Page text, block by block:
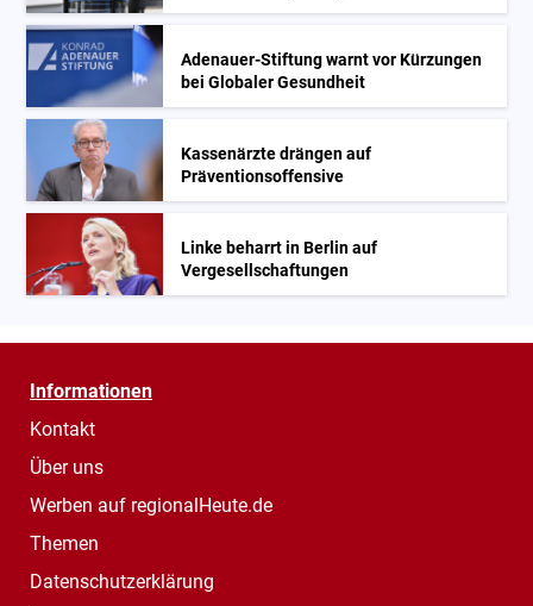
Adenauer-Stiftung warnt vor Kürzungen
bei Globaler Gesundheit
Kassenärzte drängen auf
Präventionsoffensive
Linke beharrt in Berlin auf
Vergesellschaftungen
Informationen
Kontakt
Über uns
Werben auf regionalHeute.de
Themen
Datenschutzerklärung